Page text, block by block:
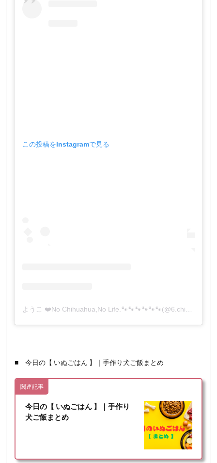
この投稿をInstagramで見る
ようこ ❤️No Chihuahua,No Life.🐾🐾🐾🐾🐾🐾(@6.chihuahua)がシェアした投稿
■ 今日の【 いぬごはん 】｜手作り犬ご飯まとめ
関連記事
今日の【 いぬごはん 】｜手作り
犬ご飯まとめ